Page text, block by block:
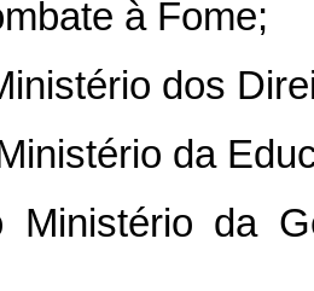
à Fome;
dos
da
Ministério da